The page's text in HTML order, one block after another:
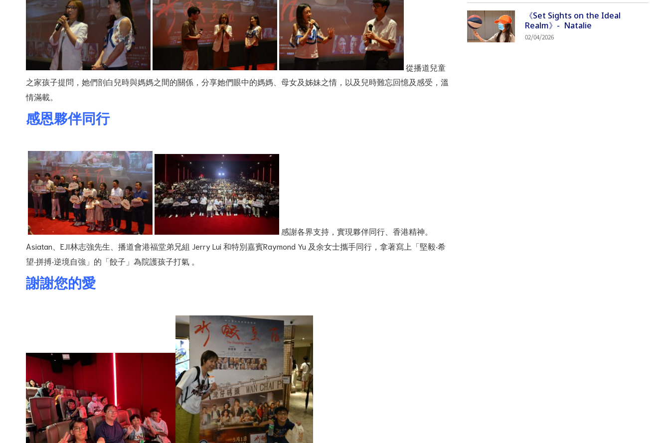
從播道兒童
之家孩子提問，她們剖白兒時與媽媽之間的關係，分享她們眼中的媽媽、母女及姊妹之情，以及兒時難忘回憶及感受，溫
情滿載。
感恩夥伴同行
感謝各界支持，實現夥伴同行、香港精神。
Asiatan、EJI林志強先生、播道會港福堂弟兄組 Jerry Lui 和特別嘉賓Raymond Yu 及余女士攜手同行，拿著寫上「堅毅‧希
望‧拼搏‧逆境自強」的「餃子」為院護孩子打氣 。
謝謝您的愛
《Set Sights on the Ideal
Realm》- Natalie
02/04/2026